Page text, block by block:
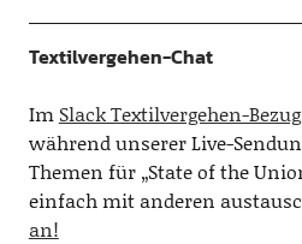
Textilvergehen-Chat
Im Slack Textilvergehen-
während unserer Live-
Themen für „State of the
einfach mit anderen
an!